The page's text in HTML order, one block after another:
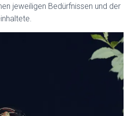
jeweiligen Bedürfnissen und der